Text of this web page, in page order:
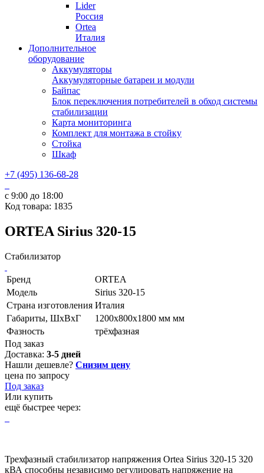
Lider
Россия
Ortea
Италия
Дополнительное
оборудование
Аккумуляторы
Аккумуляторные батареи и модули
Байпас
Блок переключения потребителей в обход системы
стабилизации
Карта мониторинга
Комплект для монтажа в стойку
Стойка
Шкаф
+7 (495) 136-68-28
с 9:00 до 18:00
Код товара: 1835
ORTEA Sirius 320-15
Стабилизатор
Бренд
ORTEA
Модель
Sirius 320-15
Страна изготовления Италия
Габариты, ШхВхГ
1200x800x1800 мм мм
Фазность
трёхфазная
Под заказ
Доставка: 3-5 дней
Нашли дешевле? Снизим цену
цена по запросу
Под заказ
Или купить
ещё быстрее через:
Трехфазный стабилизатор напряжения Ortea Sirius 320-15 320
кВА способны независимо регулировать напряжение на